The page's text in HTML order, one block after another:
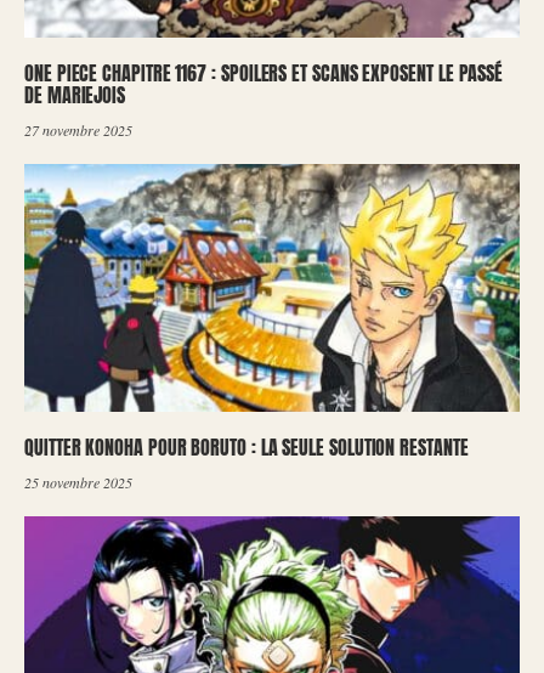
ONE PIECE CHAPITRE 1167 : SPOILERS ET SCANS EXPOSENT LE PASSÉ
DE MARIEJOIS
27 novembre 2025
QUITTER KONOHA POUR BORUTO : LA SEULE SOLUTION RESTANTE
25 novembre 2025